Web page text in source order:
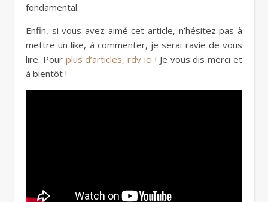
fondamental.
Enfin, si vous avez aimé cet article, n’hésitez pas à
mettre un like, à commenter, je serai ravie de vous
lire. Pour plus d’articles, rdv ici ! Je vous dis merci et
à bientôt !